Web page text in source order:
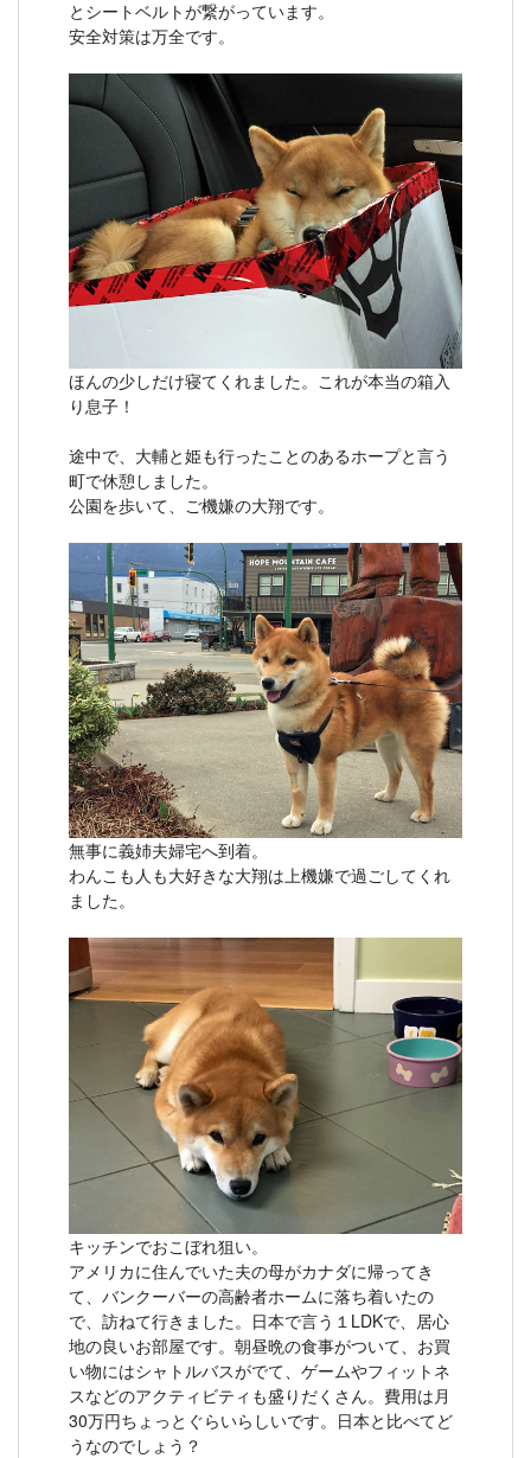
とシートベルトが繋がっています。
安全対策は万全です。
ほんの少しだけ寝てくれました。これが本当の箱入
り息子！
途中で、大輔と姫も行ったことのあるホープと言う
町で休憩しました。
公園を歩いて、ご機嫌の大翔です。
無事に義姉夫婦宅へ到着。
わんこも人も大好きな大翔は上機嫌で過ごしてくれ
ました。
キッチンでおこぼれ狙い。
アメリカに住んでいた夫の母がカナダに帰ってき
て、バンクーバーの高齢者ホームに落ち着いたの
で、訪ねて行きました。日本で言う１LDKで、居心
地の良いお部屋です。朝昼晩の食事がついて、お買
い物にはシャトルバスがでて、ゲームやフィットネ
スなどのアクティビティも盛りだくさん。費用は月
30万円ちょっとぐらいらしいです。日本と比べてど
うなのでしょう？